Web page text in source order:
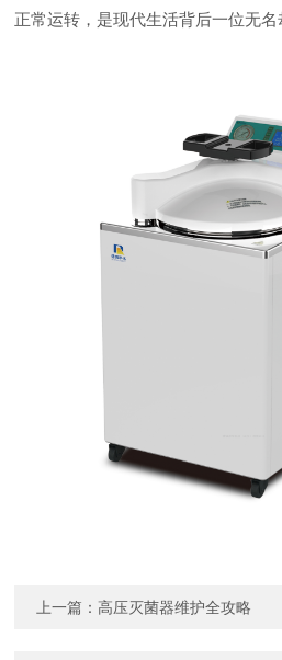
正常运转，是现代生活背后一位无名
上一篇：高压灭菌器维护全攻略